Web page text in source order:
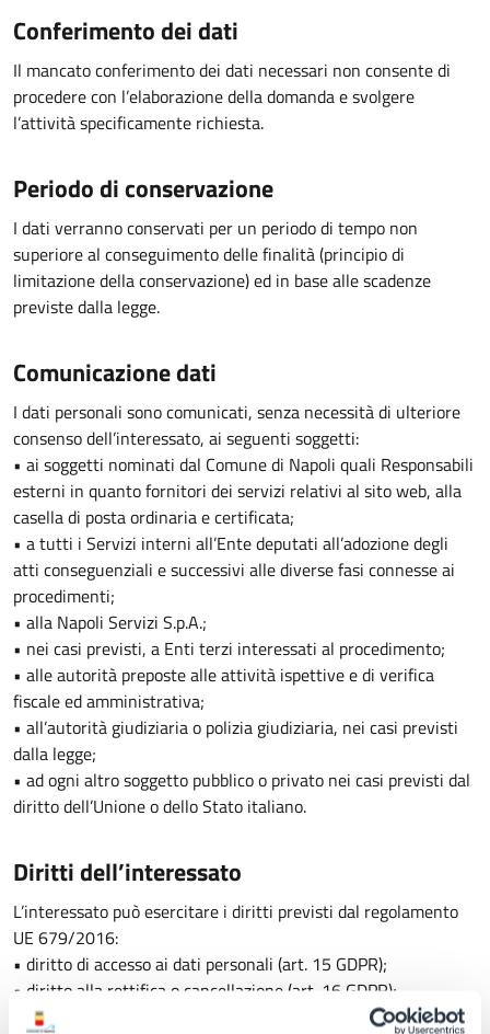
Conferimento dei dati
Il mancato conferimento dei dati necessari non consente di
procedere con l’elaborazione della domanda e svolgere
l’attività specificamente richiesta.
Periodo di conservazione
I dati verranno conservati per un periodo di tempo non
superiore al conseguimento delle finalità (principio di
limitazione della conservazione) ed in base alle scadenze
previste dalla legge.
Comunicazione dati
I dati personali sono comunicati, senza necessità di ulteriore
consenso dell’interessato, ai seguenti soggetti:
• ai soggetti nominati dal Comune di Napoli quali Responsabili
esterni in quanto fornitori dei servizi relativi al sito web, alla
casella di posta ordinaria e certificata;
• a tutti i Servizi interni all’Ente deputati all’adozione degli
atti conseguenziali e successivi alle diverse fasi connesse ai
procedimenti;
• alla Napoli Servizi S.p.A.;
• nei casi previsti, a Enti terzi interessati al procedimento;
• alle autorità preposte alle attività ispettive e di verifica
fiscale ed amministrativa;
• all’autorità giudiziaria o polizia giudiziaria, nei casi previsti
dalla legge;
• ad ogni altro soggetto pubblico o privato nei casi previsti dal
diritto dell’Unione o dello Stato italiano.
Diritti dell’interessato
L’interessato può esercitare i diritti previsti dal regolamento
UE 679/2016:
• diritto di accesso ai dati personali (art. 15 GDPR);
• diritto alla rettifica o cancellazione (art. 16 GDPR);
• diritto di limitazione di trattamento (art. 18 GDPR);